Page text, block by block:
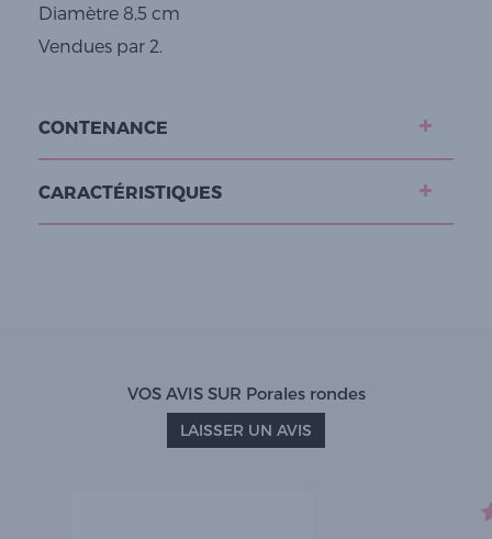
Diamètre 8,5 cm
Vendues par 2.
CONTENANCE
CARACTÉRISTIQUES
VOS AVIS SUR Porales rondes
LAISSER UN AVIS